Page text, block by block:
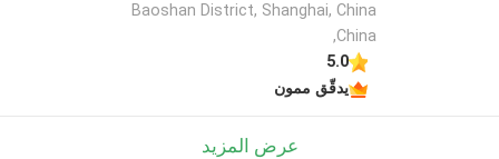
Baoshan District, Shanghai, China
,China
5.0
يدقّق ممون
عرض المزيد